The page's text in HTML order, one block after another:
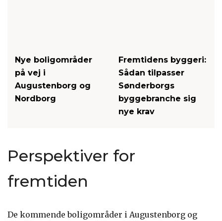
Nye boligområder
på vej i
Augustenborg og
Nordborg
Fremtidens byggeri:
Sådan tilpasser
Sønderborgs
byggebranche sig
nye krav
Perspektiver for
fremtiden
De kommende boligområder i Augustenborg og